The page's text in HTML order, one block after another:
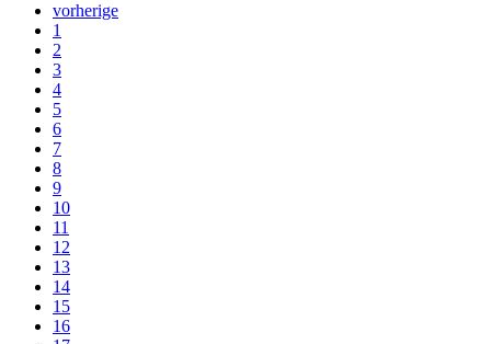
vorherige
1
2
3
4
5
6
7
8
9
10
11
12
13
14
15
16